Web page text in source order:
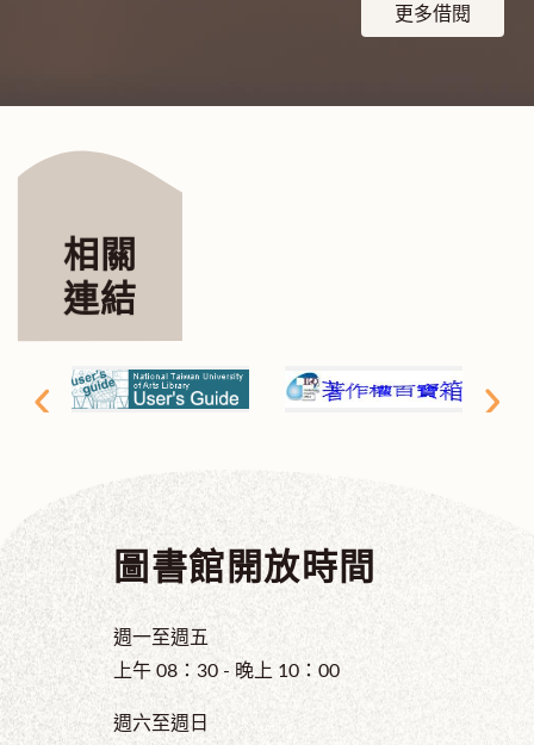
更多借閱
相關
連結
圖書館開放時間
週一至週五
上午 08：30 - 晚上 10：00
週六至週日